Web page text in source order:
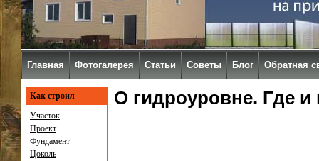
О гидроуровне. Где и
Как строил
Участок
Проект
Фундамент
Цоколь
Главная Фотогалерея Статьи Советы Блог Обратная